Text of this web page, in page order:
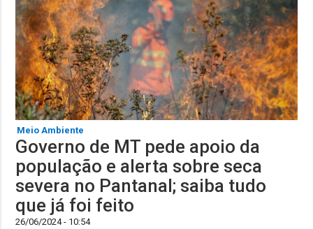
Meio Ambiente
Governo de MT pede apoio da
população e alerta sobre seca
severa no Pantanal; saiba tudo
que já foi feito
26/06/2024 - 10:54